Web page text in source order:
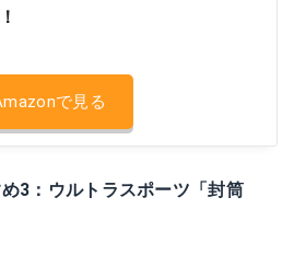
で見る
3：ウルトラスポーツ「封筒